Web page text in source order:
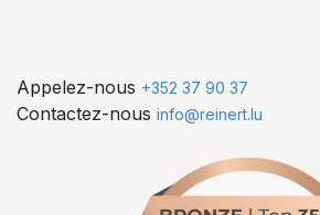
Appelez-nous +352 37 90 37
Contactez-nous info@reinert.lu